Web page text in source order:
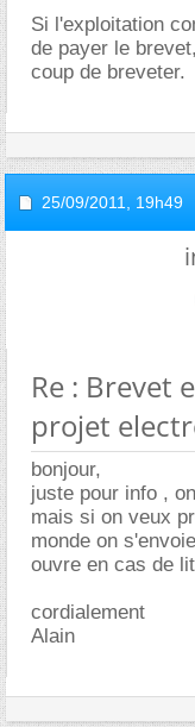
Si l'exploitation
de payer le
coup de breveter.
25/09/2011, 19h49
Re : Brevet
projet
bonjour,
juste pour info ,
mais si on veux
monde on
ouvre en cas de
cordialement
Alain